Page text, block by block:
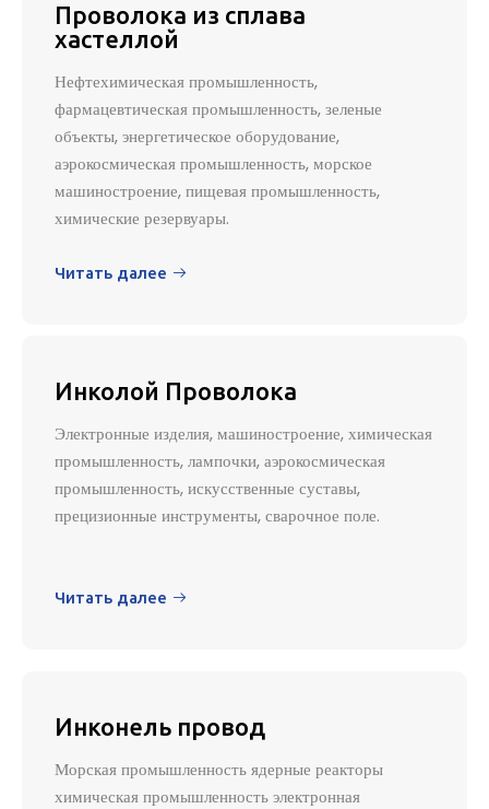
Проволока из сплава
хастеллой
Нефтехимическая промышленность,
фармацевтическая промышленность, зеленые
объекты, энергетическое оборудование,
аэрокосмическая промышленность, морское
машиностроение, пищевая промышленность,
химические резервуары.
Читать далее 
Инколой Проволока
Электронные изделия, машиностроение, химическая
промышленность, лампочки, аэрокосмическая
промышленность, искусственные суставы,
прецизионные инструменты, сварочное поле.
Читать далее 
Инконель провод
Морская промышленность ядерные реакторы
химическая промышленность электронная